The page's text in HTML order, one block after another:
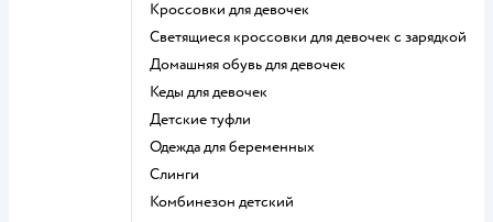
Кроссовки для девочек
Светящиеся кроссовки для девочек с зарядкой
Домашняя обувь для девочек
Кеды для девочек
Детские туфли
Одежда для беременных
Слинги
Комбинезон детский